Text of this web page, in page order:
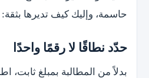
حاسمة، وإليك كيف تديرها بثقة:
حدّد نطاقًا لا رقمًا واحدًا
بدلاً من المطالبة بمبلغ ثابت،